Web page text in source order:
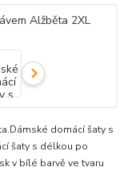
domácí šaty s
šaty s délkou po
v bílé barvě ve tvaru